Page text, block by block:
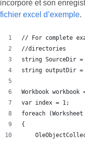
incorporé et son
fichier excel d’exemple.
// For complete
//directories
string SourceDir
string outputDir
Workbook
var index = 1;
foreach
{